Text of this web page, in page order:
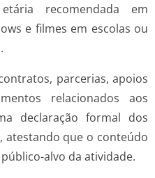
recomendada em
e filmes em escolas ou
parcerias, apoios
relacionados aos
declaração formal dos
atestando que o conteúdo
alvo da atividade.